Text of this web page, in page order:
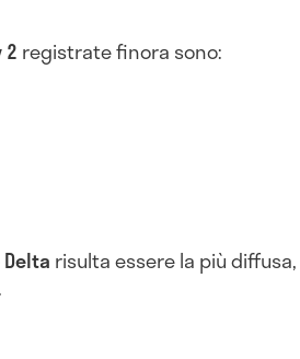
registrate finora sono:
risulta essere la più